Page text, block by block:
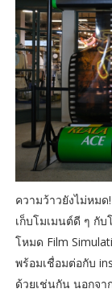
ความว้าวยังไม่หมด
เก็บโมเมนต์ดี ๆ กั
โหมด Film
พร้อมเชื่อมต่อกับ
ด้วยเช่นกัน นอกจา